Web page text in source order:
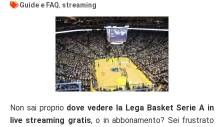
Guide e FAQ, streaming
Non sai proprio dove vedere la Lega Basket Serie A in
live streaming gratis, o in abbonamento? Sei frustrato